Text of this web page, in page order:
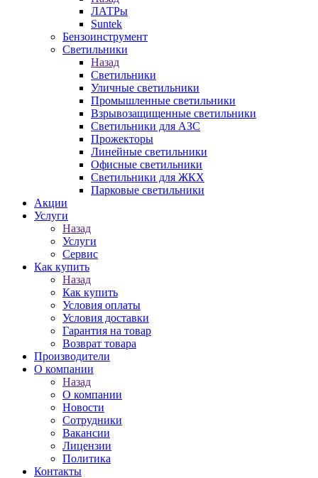
ЛАТРы
Suntek
Бензоинструмент
Светильники
Назад
Светильники
Уличные светильники
Промышленные светильники
Взрывозащищенные светильники
Светильники для АЗС
Прожекторы
Линейные светильники
Офисные светильники
Светильники для ЖКХ
Парковые светильники
Акции
Услуги
Назад
Услуги
Сервис
Как купить
Назад
Как купить
Условия оплаты
Условия доставки
Гарантия на товар
Возврат товара
Производители
О компании
Назад
О компании
Новости
Сотрудники
Вакансии
Лицензии
Политика
Контакты